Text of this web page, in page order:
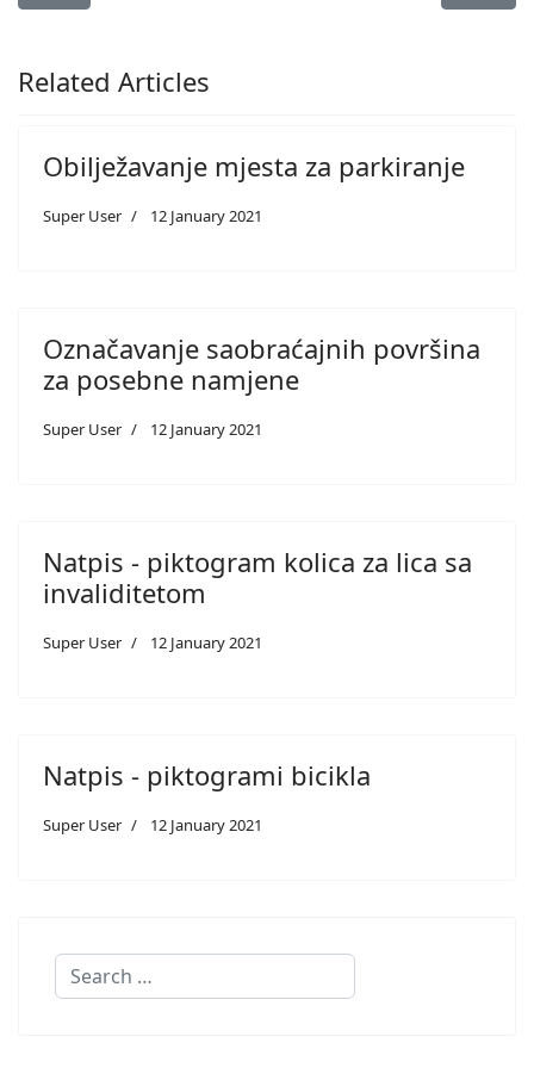
Related Articles
Obilježavanje mjesta za parkiranje
Super User 12 January 2021
Označavanje saobraćajnih površina
za posebne namjene
Super User 12 January 2021
Natpis - piktogram kolica za lica sa
invaliditetom
Super User 12 January 2021
Natpis - piktogrami bicikla
Super User 12 January 2021
Search